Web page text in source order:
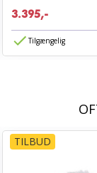
3.395,-
Tilgængelig
TILBUD